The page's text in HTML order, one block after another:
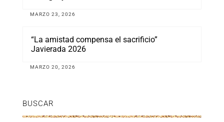
MARZO 23, 2026
“La amistad compensa el sacrificio”
Javierada 2026
MARZO 20, 2026
BUSCAR